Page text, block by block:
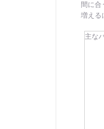
間に合
増える
主な